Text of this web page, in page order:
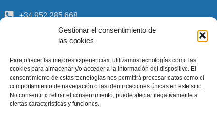
Gestionar el consentimiento de
las cookies
Para ofrecer las mejores experiencias, utilizamos tecnologías como las
cookies para almacenar y/o acceder a la información del dispositivo. El
consentimiento de estas tecnologías nos permitirá procesar datos como el
comportamiento de navegación o las identificaciones únicas en este sitio.
No consentir o retirar el consentimiento, puede afectar negativamente a
ciertas características y funciones.
+34 952 285 668
pedidos@tmamedica.com
INFORMACIÓN
Quiénes somos
Términos y condiciones